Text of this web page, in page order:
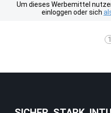
Um dieses Werbemittel
einloggen oder sich
1